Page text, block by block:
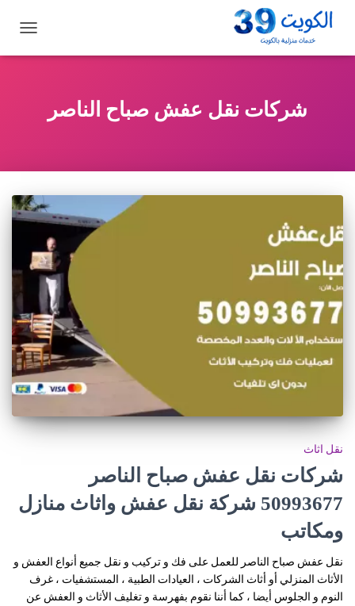
التنقل
شركات نقل عفش صباح الناصر
نقل اثاث
شركات نقل عفش صباح الناصر
50993677 شركة نقل عفش واثاث منازل
ومكاتب
نقل عفش صباح الناصر للعمل على فك و تركيب و نقل جميع أنواع العفش و
الأثاث المنزلي أو أثاث الشركات ، العيادات الطبية ، المستشفيات ، غرف
النوم و الجلوس أيضا ، كما أننا نقوم بفهرسة و تغليف الأثاث و العفش عن